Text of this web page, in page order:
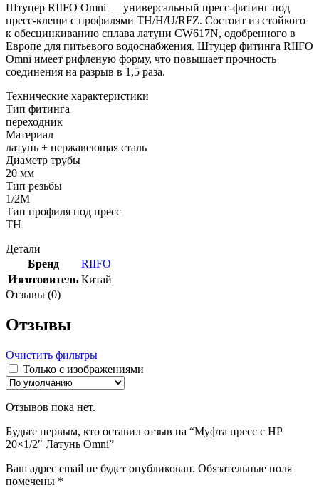
Штуцер RIIFO Omni — универсальный пресс-фитинг под
пресс-клещи с профилями TH/H/U/RFZ. Состоит из стойкого
к обесцинкиванию сплава латуни CW617N, одобренного в
Европе для питьевого водоснабжения. Штуцер фитинга RIIFO
Omni имеет рифленую форму, что повышает прочность
соединения на разрыв в 1,5 раза.
Технические характеристики
Тип фитинга
переходник
Материал
латунь + нержавеющая сталь
Диаметр трубы
20 мм
Тип резьбы
1/2M
Тип профиля под пресс
TH
Детали
Бренд
RIIFO
Изготовитель Китай
Отзывы (0)
Отзывы
Очистить фильтры
Только с изображениями
Отзывов пока нет.
Будьте первым, кто оставил отзыв на “Муфта пресс с НР
20×1/2″ Латунь Omni”
Ваш адрес email не будет опубликован. Обязательные поля
помечены *